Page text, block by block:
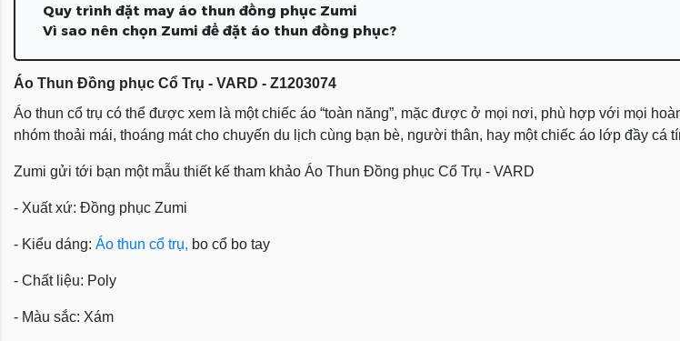
Quy trình đặt may áo thun đồng phục Zumi
Vì sao nên chọn Zumi để đặt áo thun đồng phục?
Áo Thun Đồng phục Cổ Trụ - VARD - Z1203074
Áo thun cổ trụ có thể được xem là một chiếc áo “toàn năng”, mặc được ở mọi nơi, phù hợp với mọi
nhóm thoải mái, thoáng mát cho chuyến du lịch cùng bạn bè, người thân, hay một chiếc áo lớp đầy cá
Zumi gửi tới bạn một mẫu thiết kế tham khảo Áo Thun Đồng phục Cổ Trụ - VARD
- Xuất xứ: Đồng phục Zumi
- Kiểu dáng: Áo thun cổ trụ, bo cổ bo tay
- Chất liệu: Poly
- Màu sắc: Xám